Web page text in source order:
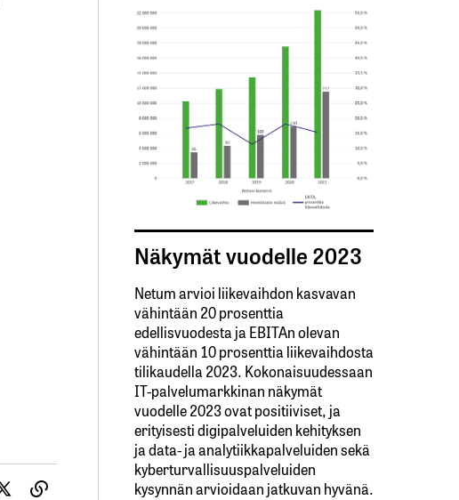
Näkymät vuodelle 2023
Netum arvioi liikevaihdon kasvavan
vähintään 20 prosenttia
edellisvuodesta ja EBITAn olevan
vähintään 10 prosenttia liikevaihdosta
tilikaudella 2023. Kokonaisuudessaan
IT-palvelumarkkinan näkymät
vuodelle 2023 ovat positiiviset, ja
erityisesti digipalveluiden kehityksen
ja data- ja analytiikkapalveluiden sekä
kyberturvallisuuspalveluiden
kysynnän arvioidaan jatkuvan hyvänä.